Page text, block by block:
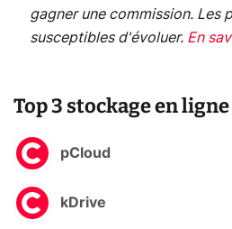
gagner une commission. Les
susceptibles d'évoluer. En
Top 3 stockage en ligne
pCloud
kDrive